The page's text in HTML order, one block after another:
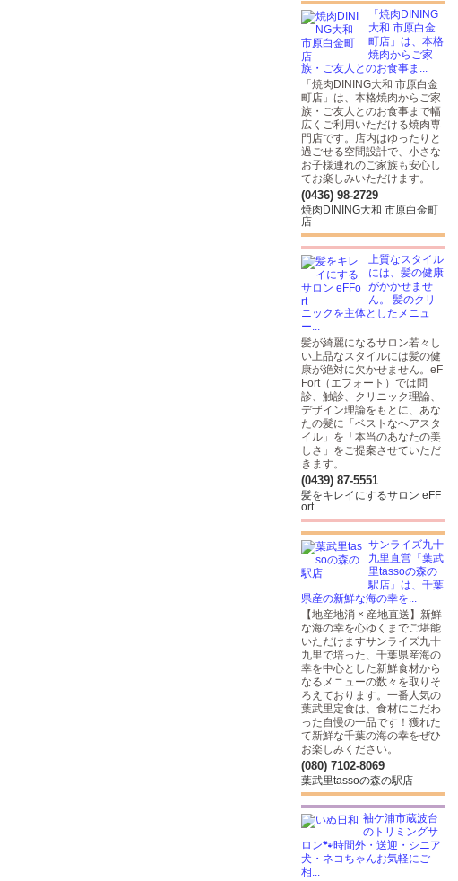
「焼肉DINING
大和 市原白金
町店」は、本格
焼肉からご家
族・ご友人とのお食事ま...
「焼肉DINING大和 市原白金
町店」は、本格焼肉からご家
族・ご友人とのお食事まで幅
広くご利用いただける焼肉専
門店です。店内はゆったりと
過ごせる空間設計で、小さな
お子様連れのご家族も安心し
てお楽しみいただけます。
(0436) 98-2729
焼肉DINING大和 市原白金町
店
上質なスタイル
には、髪の健康
がかかせませ
ん。 髪のクリ
ニックを主体としたメニュ
ー...
髪が綺麗になるサロン若々し
い上品なスタイルには髪の健
康が絶対に欠かせません。eF
Fort（エフォート）では問
診、触診、クリニック理論、
デザイン理論をもとに、あな
たの髪に「ベストなヘアスタ
イル」を「本当のあなたの美
しさ」をご提案させていただ
きます。
(0439) 87-5551
髪をキレイにするサロン eFF
ort
サンライズ九十
九里直営『葉武
里tassoの森の
駅店』は、千葉
県産の新鮮な海の幸を...
【地産地消 × 産地直送】新鮮
な海の幸を心ゆくまでご堪能
いただけますサンライズ九十
九里で培った、千葉県産海の
幸を中心とした新鮮食材から
なるメニューの数々を取りそ
ろえております。一番人気の
葉武里定食は、食材にこだわ
った自慢の一品です！獲れた
て新鮮な千葉の海の幸をぜひ
お楽しみください。
(080) 7102-8069
葉武里tassoの森の駅店
袖ケ浦市蔵波台
のトリミングサ
ロン🐾時間外・送迎・シニア
犬・ネコちゃんお気軽にご
相...